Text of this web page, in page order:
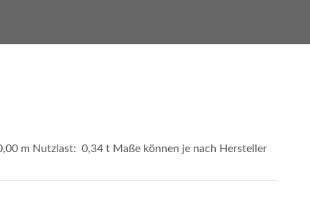
m Nutzlast: 0,34 t Maße können je nach Hersteller